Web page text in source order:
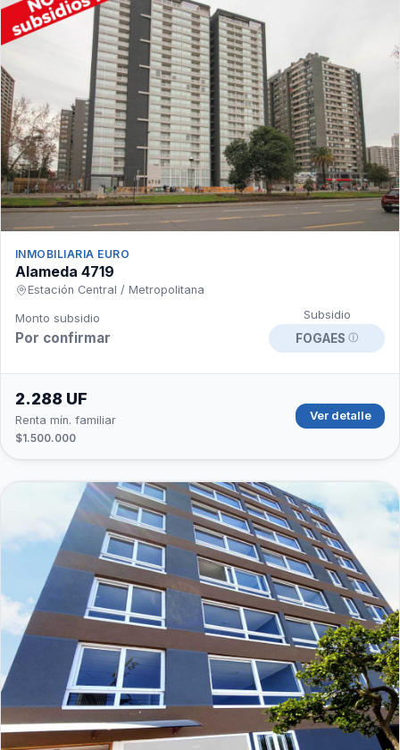
INMOBILIARIA EURO
Alameda 4719
Estación Central / Metropolitana
Monto subsidio
Por confirmar
Subsidio
FOGAES ⓘ
2.288 UF
Renta mín. familiar
$1.500.000
Ver detalle